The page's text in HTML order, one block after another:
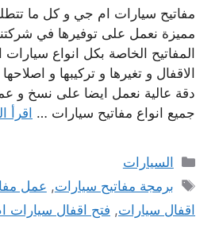
مفاتيح سيارات ام جي و كل ما
مميزة نعمل على توفيرها في
المفاتيح الخاصة بكل انواع
الاقفال و تغيرها و تركيبها و
دقة عالية نعمل ايضا على نسخ
جميع انواع مفاتيح سيارات … اقرأ
التصنيفات
السيارات
الوسوم
برمجة مفاتيح سيارات, عمل
اقفال سيارات, فتح اقفال سيارات